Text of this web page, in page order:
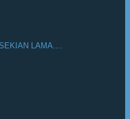
LAMA....